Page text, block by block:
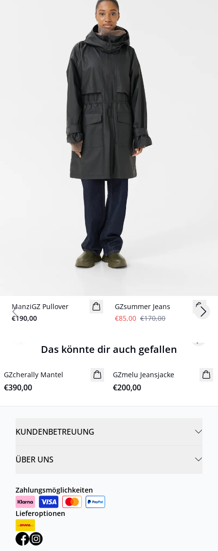
ManziGZ Pullover
€190,00
GZsummer Jeans
€85,00 €170,00
Previous slide
Das könnte dir auch gefallen
Neuheiten
GZcherally Mantel
€390,00
Neuheiten
GZmelu Jeansjacke
€200,00
Previous slide Next
KUNDENBETREUUNG
ÜBER UNS
Zahlungsmöglichkeiten
Lieferoptionen